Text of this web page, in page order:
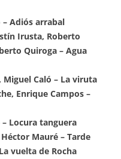
– Adiós arrabal
Irusta, Roberto
Quiroga – Agua
Miguel Caló – La viruta
Enrique Campos –
– Locura tanguera
Mauré – Tarde
vuelta de Rocha